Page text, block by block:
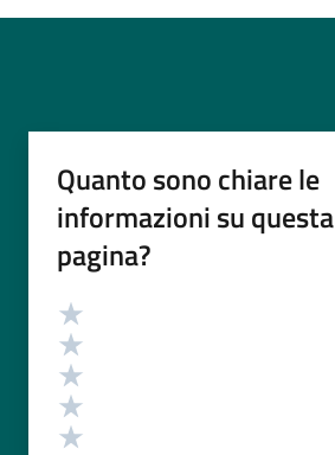
Quanto sono chiare le
informazioni su questa
pagina?
Valutazione